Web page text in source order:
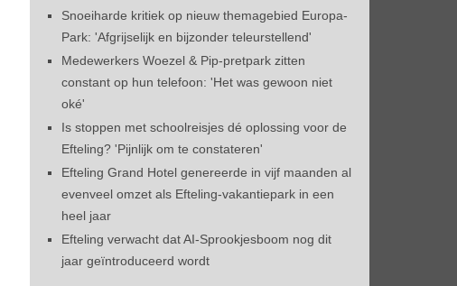
Snoeiharde kritiek op nieuw themagebied Europa-
Park: 'Afgrijselijk en bijzonder teleurstellend'
Medewerkers Woezel & Pip-pretpark zitten
constant op hun telefoon: 'Het was gewoon niet
oké'
Is stoppen met schoolreisjes dé oplossing voor de
Efteling? 'Pijnlijk om te constateren'
Efteling Grand Hotel genereerde in vijf maanden al
evenveel omzet als Efteling-vakantiepark in een
heel jaar
Efteling verwacht dat AI-Sprookjesboom nog dit
jaar geïntroduceerd wordt